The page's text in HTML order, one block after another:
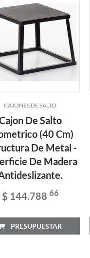
CAJONES DE SALTO
De Salto
(40 Cm)
De Metal -
De Madera
$ 144.788 66
PRESUPUESTAR